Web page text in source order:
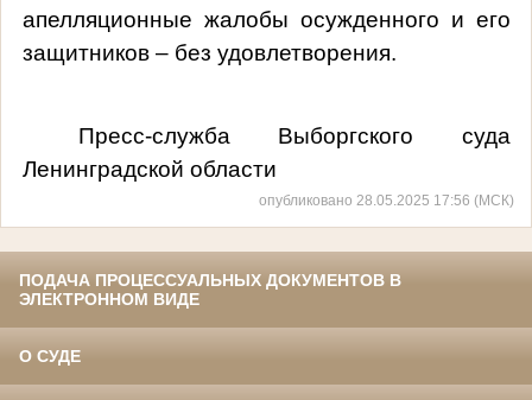
апелляционные жалобы осужденного и его
защитников – без удовлетворения.
Пресс-служба Выборгского суда
Ленинградской области
опубликовано 28.05.2025 17:56 (МСК)
ПОДАЧА ПРОЦЕССУАЛЬНЫХ ДОКУМЕНТОВ В
ЭЛЕКТРОННОМ ВИДЕ
О СУДЕ